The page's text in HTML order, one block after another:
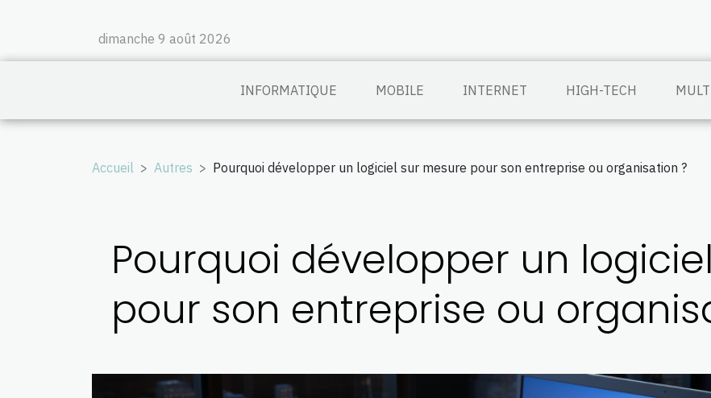
dimanche 9 août 2026
INFORMATIQUE MOBILE INTERNET HIGH-TECH
Accueil Autres Pourquoi développer un logiciel sur mesure pour son entreprise ou organisation ?
Pourquoi développer un
pour son entreprise ou